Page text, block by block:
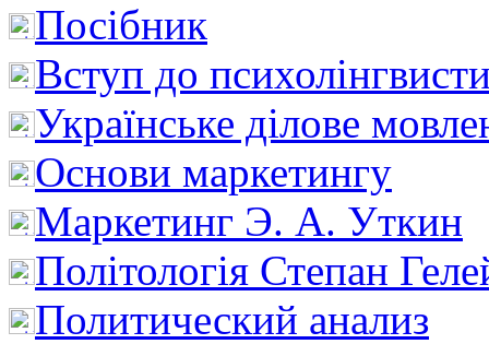
Посібник
Вступ до
Українське ділове
Основи маркетингу
Маркетинг Э. А. Уткин
Політологія Степан
Политический анализ